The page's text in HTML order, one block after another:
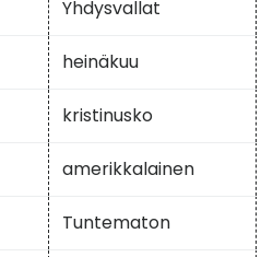
Yhdysvallat
heinäkuu
kristinusko
amerikkalainen
Tuntematon